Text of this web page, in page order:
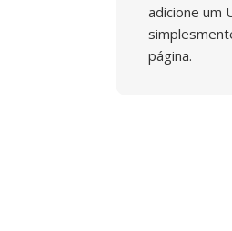
adicione um
página.